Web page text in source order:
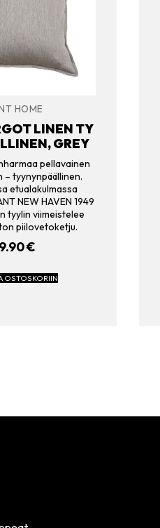
HOME
LINEN TY
GREY
pellavainen
– tyynynpäällinen.
etualakulmassa
NEW HAVEN 1949
tyylin viimeistelee
piilovetoketju.
€
OSTOSKORIIN